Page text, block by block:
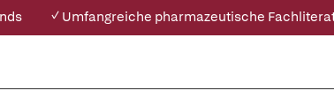
✓ Umfangreiche pharmazeutische